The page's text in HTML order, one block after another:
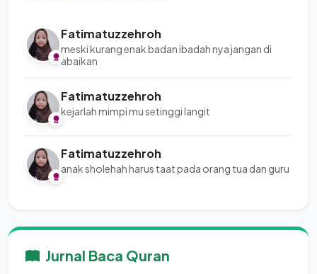
Fatimatuzzehroh
meski kurang enak badan ibadah nya jangan di
abaikan
Fatimatuzzehroh
kejarlah mimpi mu setinggi langit
Fatimatuzzehroh
anak sholehah harus taat pada orang tua dan guru
Jurnal Baca Quran